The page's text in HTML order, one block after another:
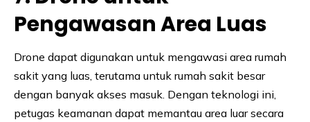
Pengawasan Area Luas
Drone dapat digunakan untuk mengawasi area rumah
sakit yang luas, terutama untuk rumah sakit besar
dengan banyak akses masuk. Dengan teknologi ini,
petugas keamanan dapat memantau area luar secara